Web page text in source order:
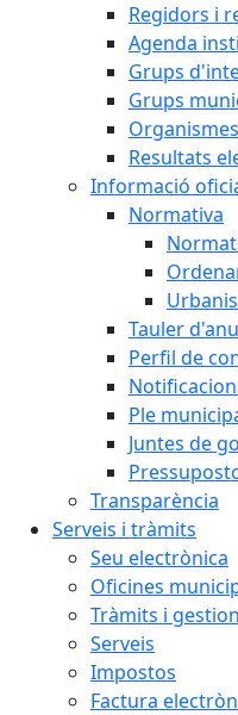
Regidors i
Agenda
Grups
Grups
Resultats
Informació
Normativa
Tauler
Perfil de
Ple
Juntes de
Transparència
Serveis i tràmits
Seu electrònica
Oficines
Tràmits i
Serveis
Impostos
Factura